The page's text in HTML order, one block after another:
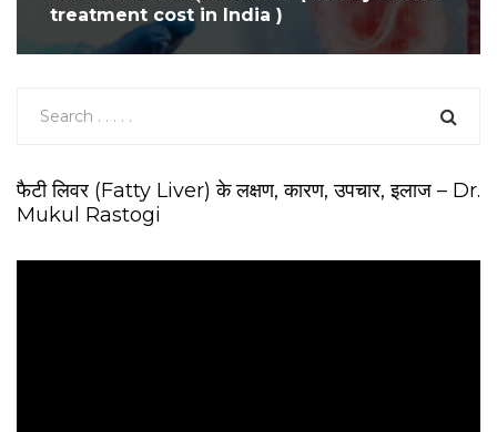
treatment cost in India )
फैटी लिवर (Fatty Liver) के लक्षण, कारण, उपचार, इलाज – Dr.
Mukul Rastogi